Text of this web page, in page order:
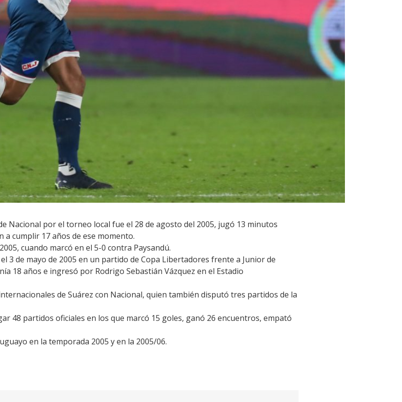
Nacional por el torneo local fue el 28 de agosto del 2005, jugó 13 minutos
a cumplir 17 años de ese momento.
cuando marcó en el 5-0 contra Paysandú.
3 de mayo de 2005 en un partido de Copa Libertadores frente a Junior de
18 años e ingresó por Rodrigo Sebastián Vázquez en el Estadio
de Suárez con Nacional, quien también disputó tres partidos de la
48 partidos oficiales en los que marcó 15 goles, ganó 26 encuentros, empató
en la temporada 2005 y en la 2005/06.